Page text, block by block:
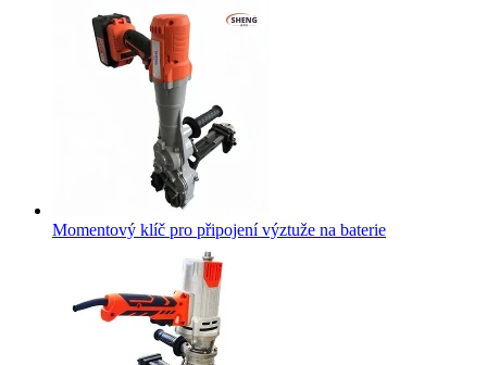
Momentový klíč pro připojení výztuže na baterie